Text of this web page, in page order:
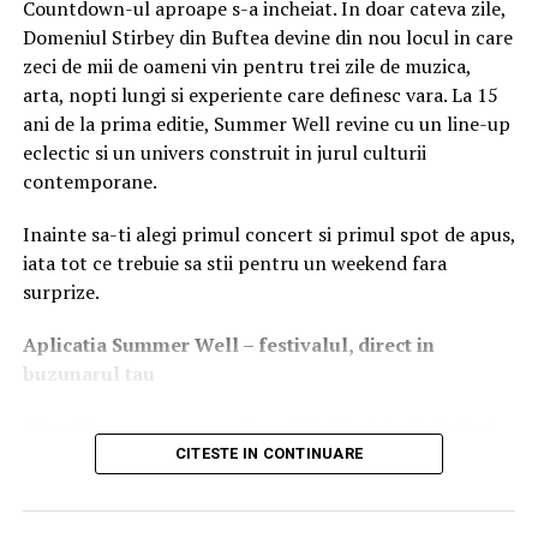
accesorii pentru gaming Logitech.
Panels :alătură-te discuțiilor cu experții din
industrie despre viitorul si progresele tehnologice
din gaming si esports.
Demonstrații interactive:experimentează
demonstrații practice ale celor mai recente
tehnologii și softwares.
Networking Opportunities: conectează-te cu alți
jucători, dezvoltatori și profesioniști din industrie.
Despre Logitech G
global în echipamente de gaming pentru PC și consolă.
Logitech G oferă jucătorilor de toate nivelurile tastaturi,
cum ar fi volane și flight sticks, toate posibile prin
Countdown-ul aproape s-a incheiat. In doar cateva zile,
Domeniul Stirbey din Buftea devine din nou locul in care
zeci de mii de oameni vin pentru trei zile de muzica,
arta, nopti lungi si experiente care definesc vara. La 15
ani de la prima editie, Summer Well revine cu un line-up
eclectic si un univers construit in jurul culturii
contemporane.
Inainte sa-ti alegi primul concert si primul spot de apus,
iata tot ce trebuie sa stii pentru un weekend fara
surprize.
Aplicatia Summer Well– festivalul, direct in
buzunarul tau
este sa descarci aplicatia Summer Well, disponibila in
CITESTE IN CONTINUARE